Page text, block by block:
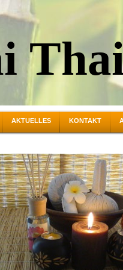
AKTUELLES KONTAKT